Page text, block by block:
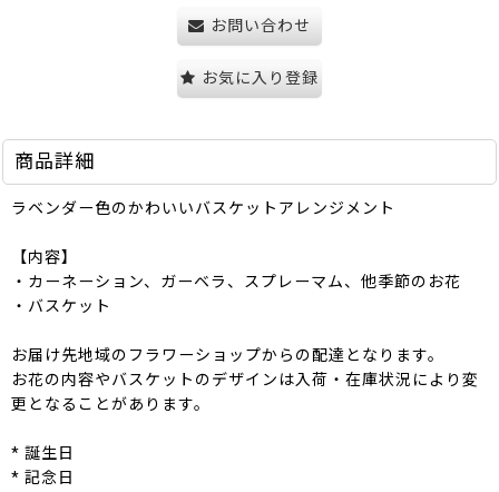
お問い合わせ
お気に入り登録
商品詳細
ラベンダー色のかわいいバスケットアレンジメント
【内容】
・カーネーション、ガーベラ、スプレーマム、他季節のお花
・バスケット
お届け先地域のフラワーショップからの配達となります。
お花の内容やバスケットのデザインは入荷・在庫状況により変
更となることがあります。
* 誕生日
* 記念日